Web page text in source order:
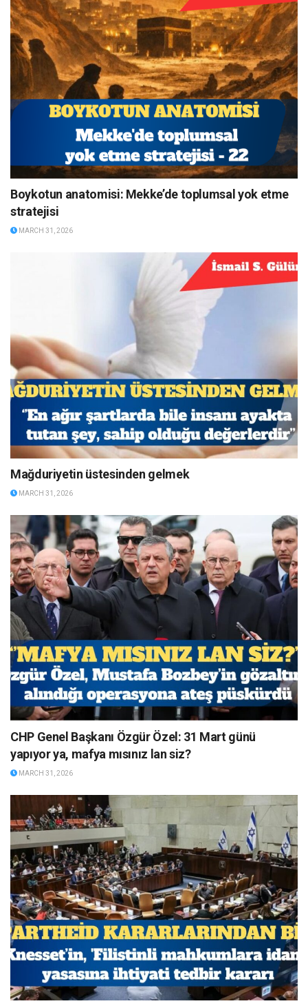
Boykotun anatomisi: Mekke’de toplumsal yok etme
stratejisi
MARCH 31, 2026
Mağduriyetin üstesinden gelmek
MARCH 31, 2026
CHP Genel Başkanı Özgür Özel: 31 Mart günü
yapıyor ya, mafya mısınız lan siz?
MARCH 31, 2026